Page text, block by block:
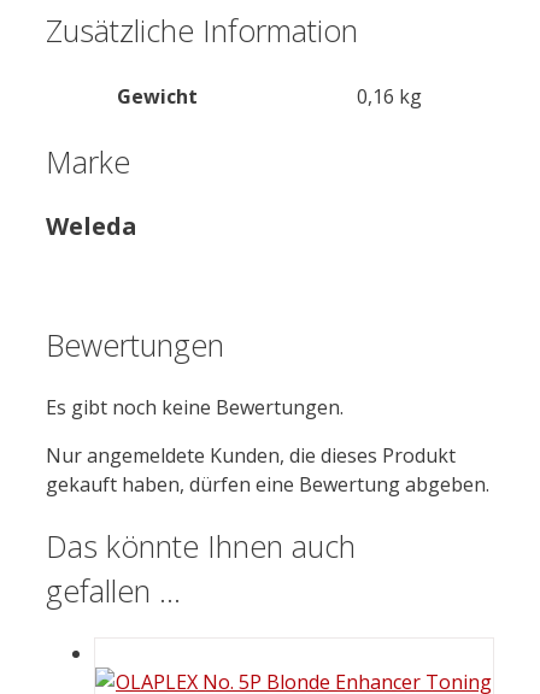
Zusätzliche Information
Gewicht 0,16 kg
Marke
Weleda
Bewertungen
Es gibt noch keine Bewertungen.
Nur angemeldete Kunden, die dieses Produkt
gekauft haben, dürfen eine Bewertung abgeben.
Das könnte Ihnen auch
gefallen …